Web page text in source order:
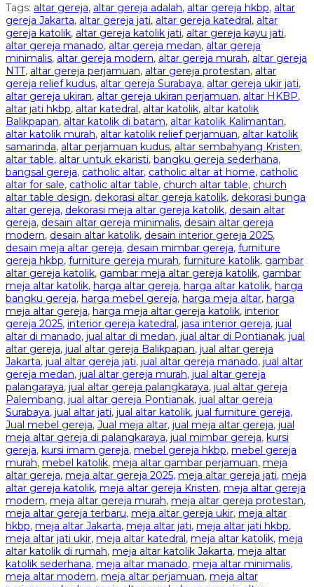
Tags: altar gereja, altar gereja adalah, altar gereja hkbp, altar
gereja Jakarta, altar gereja jati, altar gereja katedral, altar
gereja katolik, altar gereja katolik jati, altar gereja kayu jati,
altar gereja manado, altar gereja medan, altar gereja
minimalis, altar gereja modern, altar gereja murah, altar gereja
NTT, altar gereja perjamuan, altar gereja protestan, altar
gereja relief kudus, altar gereja Surabaya, altar gereja ukir jati,
altar gereja ukiran, altar gereja ukiran perjamuan, altar HKBP,
altar jati hkbp, altar katedral, altar katolik, altar katolik
Balikpapan, altar katolik di batam, altar katolik Kalimantan,
altar katolik murah, altar katolik relief perjamuan, altar katolik
samarinda, altar perjamuan kudus, altar sembahyang Kristen,
altar table, altar untuk ekaristi, bangku gereja sederhana,
bangsal gereja, catholic altar, catholic altar at home, catholic
altar for sale, catholic altar table, church altar table, church
altar table design, dekorasi altar gereja katolik, dekorasi bunga
altar gereja, dekorasi meja altar gereja katolik, desain altar
gereja, desain altar gereja minimalis, desain altar gereja
modern, desain altar katolik, desain interior gereja 2025,
desain meja altar gereja, desain mimbar gereja, furniture
gereja hkbp, furniture gereja murah, furniture katolik, gambar
altar gereja katolik, gambar meja altar gereja katolik, gambar
meja altar katolik, harga altar gereja, harga altar katolik, harga
bangku gereja, harga mebel gereja, harga meja altar, harga
meja altar gereja, harga meja altar gereja katolik, interior
gereja 2025, interior gereja katedral, jasa interior gereja, jual
altar di manado, jual altar di medan, jual altar di Pontianak, jual
altar gereja, jual altar gereja Balikpapan, jual altar gereja
Jakarta, jual altar gereja jati, jual altar gereja manado, jual altar
gereja medan, jual altar gereja murah, jual altar gereja
palangaraya, jual altar gereja palangkaraya, jual altar gereja
Palembang, jual altar gereja Pontianak, jual altar gereja
Surabaya, jual altar jati, jual altar katolik, jual furniture gereja,
Jual mebel gereja, Jual meja altar, jual meja altar gereja, jual
meja altar gereja di palangkaraya, jual mimbar gereja, kursi
gereja, kursi imam gereja, mebel gereja hkbp, mebel gereja
murah, mebel katolik, meja altar gambar perjamuan, meja
altar gereja, meja altar gereja 2025, meja altar gereja jati, meja
altar gereja katolik, meja altar gereja Kristen, meja altar gereja
modern, meja altar gereja murah, meja altar gereja protestan,
meja altar gereja terbaru, meja altar gereja ukir, meja altar
hkbp, meja altar Jakarta, meja altar jati, meja altar jati hkbp,
meja altar jati ukir, meja altar katedral, meja altar katolik, meja
altar katolik di rumah, meja altar katolik Jakarta, meja altar
katolik sederhana, meja altar manado, meja altar minimalis,
meja altar modern, meja altar perjamuan, meja altar